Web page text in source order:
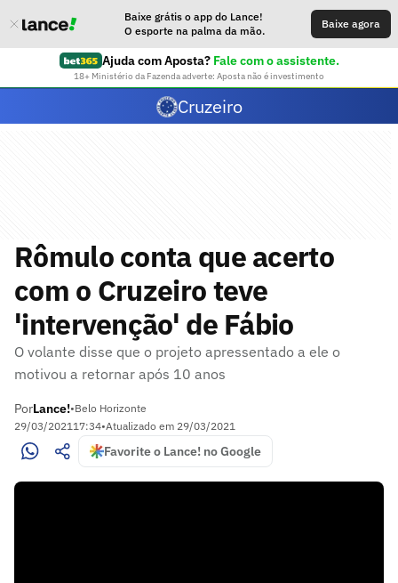
Baixe grátis o app do Lance!
O esporte na palma da mão.
Baixe agora
Ajuda com Aposta? Fale com o assistente.
18+ Ministério da Fazenda adverte: Aposta não é investimento
Cruzeiro
Rômulo conta que acerto
com o Cruzeiro teve
'intervenção' de Fábio
O volante disse que o projeto apressentado a ele o
motivou a retornar após 10 anos
PorLance!•Belo Horizonte
29/03/202117:34•Atualizado em 29/03/2021
Favorite o Lance! no Google